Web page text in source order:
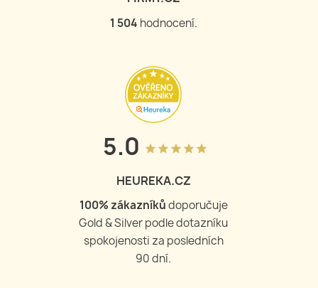
1 504 hodnocení.
5.0 grade grade grade grade grade
HEUREKA.CZ
100% zákazníkůdoporučuje
Gold & Silver podle dotazníku
spokojenosti za posledních
90 dní.